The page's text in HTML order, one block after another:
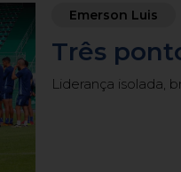
Emerson Luis
Três
Liderança isolada,